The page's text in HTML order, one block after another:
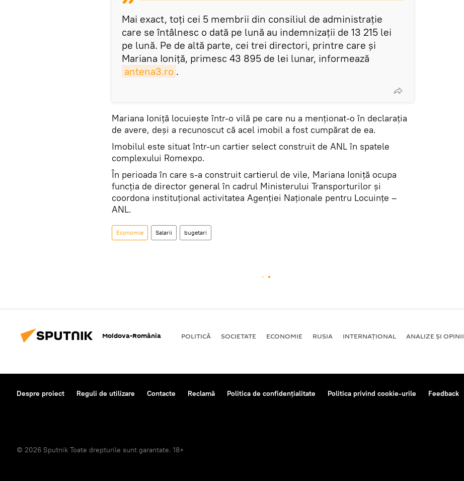
Mai exact, toţi cei 5 membrii din consiliul de administraţie
care se întâlnesc o dată pe lună au indemnizații de 13 215 lei
pe lună. Pe de altă parte, cei trei directori, printre care şi
Mariana Ioniţă, primesc 43 895 de lei lunar, informează
antena3.ro .
Mariana Ioniță locuiește într-o vilă pe care nu a menționat-o în declarația
de avere, deși a recunoscut că acel imobil a fost cumpărat de ea.
Imobilul este situat într-un cartier select construit de ANL în spatele
complexului Romexpo.
În perioada în care s-a construit cartierul de vile, Mariana Ioniță ocupa
funcția de director general în cadrul Ministerului Transporturilor și
coordona instituțional activitatea Agenției Naționale pentru Locuințe –
ANL.
Economie Salarii bugetari
Moldova-România POLITICĂ SOCIETATE ECONOMIE RUSIA INTERNAŢIONAL ANALIZE ȘI OPINII
Despre proiect Reguli de utilizare Contacte Reclamă Politica de confidențialitate Politica privind cookie-urile Feedback
© 2026 Sputnik Toate drepturile sunt garantate. 18+